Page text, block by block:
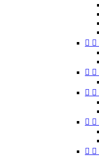
 
 
 
 
 